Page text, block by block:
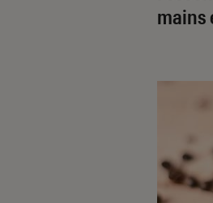
mains